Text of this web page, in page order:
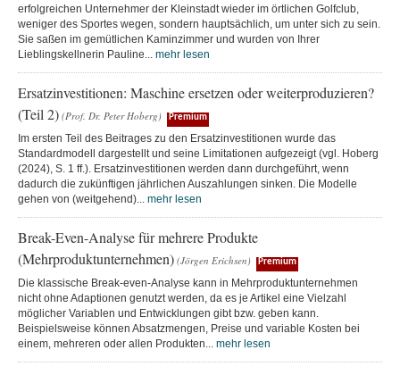
erfolgreichen Unternehmer der Kleinstadt wieder im örtlichen Golfclub,
weniger des Sportes wegen, sondern hauptsächlich, um unter sich zu sein.
Sie saßen im gemütlichen Kaminzimmer und wurden von Ihrer
Lieblingskellnerin Pauline... mehr lesen
Ersatzinvestitionen: Maschine ersetzen oder weiterproduzieren?
(Teil 2) (Prof. Dr. Peter Hoberg) Premium
Im ersten Teil des Beitrages zu den Ersatzinvestitionen wurde das
Standardmodell dargestellt und seine Limitationen aufgezeigt (vgl. Hoberg
(2024), S. 1 ff.). Ersatzinvestitionen werden dann durchgeführt, wenn
dadurch die zukünftigen jährlichen Auszahlungen sinken. Die Modelle
gehen von (weitgehend)... mehr lesen
Break-Even-Analyse für mehrere Produkte
(Mehrproduktunternehmen) (Jörgen Erichsen) Premium
Die klassische Break-even-Analyse kann in Mehrproduktunternehmen
nicht ohne Adaptionen genutzt werden, da es je Artikel eine Vielzahl
möglicher Variablen und Entwicklungen gibt bzw. geben kann.
Beispielsweise können Absatzmengen, Preise und variable Kosten bei
einem, mehreren oder allen Produkten... mehr lesen